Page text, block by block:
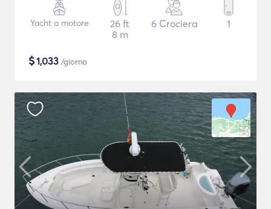
Yacht a motore
26 ft
8 m
6 Crociera 1
$1,033 /giorno